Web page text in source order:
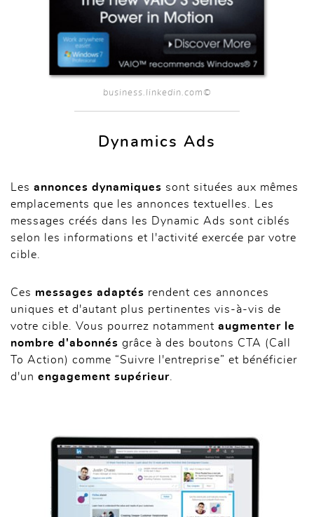
business.linkedin.com©
Dynamics Ads
Les annonces dynamiques sont situées aux mêmes
emplacements que les annonces textuelles. Les
messages créés dans les Dynamic Ads sont ciblés
selon les informations et l'activité exercée par votre
cible.
Ces messages adaptés rendent ces annonces
uniques et d'autant plus pertinentes vis-à-vis de
votre cible. Vous pourrez notamment augmenter le
nombre d'abonnés grâce à des boutons CTA (Call
To Action) comme “Suivre l'entreprise” et bénéficier
d'un engagement supérieur